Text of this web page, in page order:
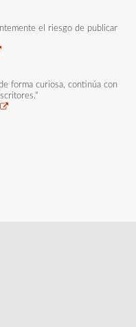
el riesgo de publicar
forma curiosa, continúa con